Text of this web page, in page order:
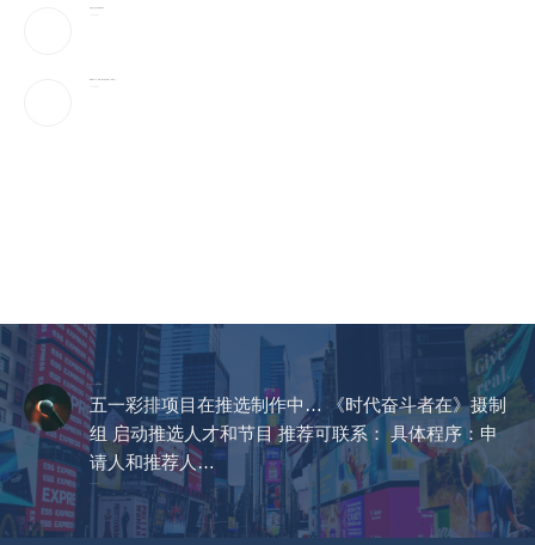
五一彩排项目在推选制作中… 《时代奋斗者在》摄制
组 启动推选人才和节目 推荐可联系： 具体程序：申
请人和推荐人…